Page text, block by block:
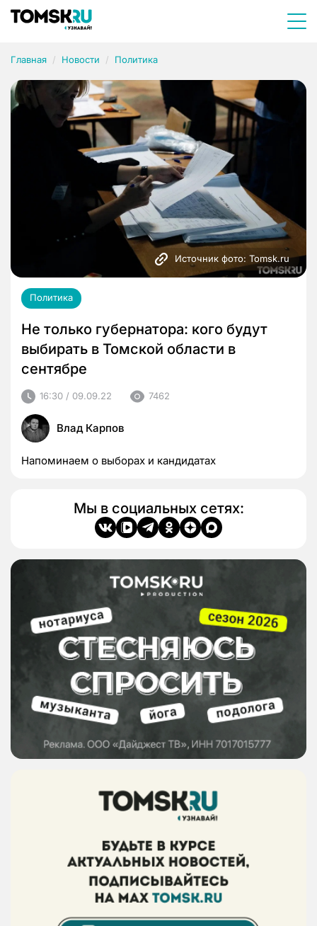
Главная Новости Политика
Источник фото: Tomsk.ru
Политика
Не только губернатора: кого будут
выбирать в Томской области в
сентябре
16:30 / 09.09.22 7462
Влад Карпов
Напоминаем о выборах и кандидатах
Мы в социальных сетях: